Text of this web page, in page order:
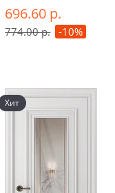
696.60 р.
774.00 р. -10%
Хит